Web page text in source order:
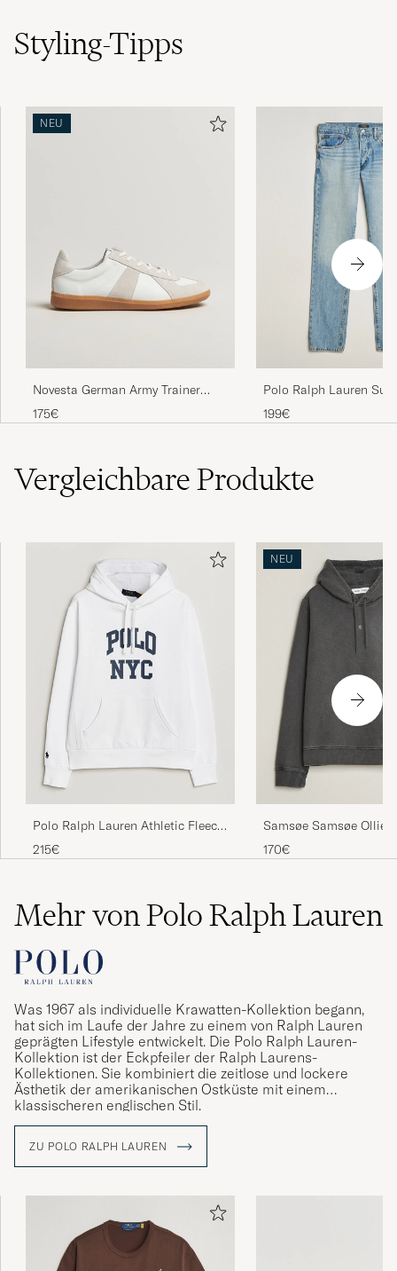
Styling-Tipps
NEU
Novesta German Army Trainer
White
175€
Polo Ralph Lauren
Fit Jeans La Breya
199€
VergleichbareProdukte
Polo Ralph Lauren Athletic Fleece
Hoodie White
215€
NEU
Samsøe Samsøe Ollie
Hoodie Black
170€
Mehr von Polo Ralph Lauren
Was 1967 als individuelle Krawatten-Kollektion begann,
hat sich im Laufe der Jahre zu einem von Ralph Lauren
geprägten Lifestyle entwickelt. Die Polo Ralph Lauren-
Kollektion ist der Eckpfeiler der Ralph Laurens-
Kollektionen. Sie kombiniert die zeitlose und lockere
Ästhetik der amerikanischen Ostküste mit einem
klassischeren englischen Stil.
ZU POLO RALPH LAUREN